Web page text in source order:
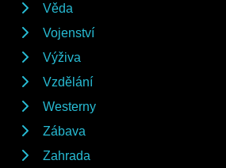
Věda
Vojenství
Výživa
Vzdělání
Westerny
Zábava
Zahrada